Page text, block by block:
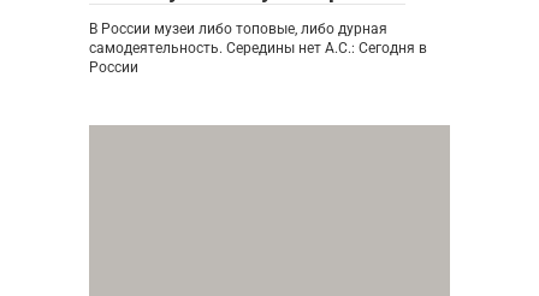
В России музеи либо топовые, либо дурная
самодеятельность. Середины нет А.С.: Сегодня в
России